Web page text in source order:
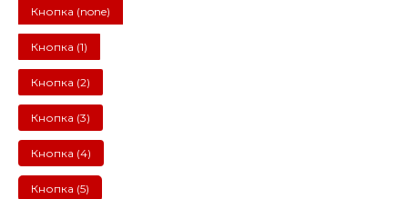
Кнопка (none)
Кнопка (1)
Кнопка (2)
Кнопка (3)
Кнопка (4)
Кнопка (5)